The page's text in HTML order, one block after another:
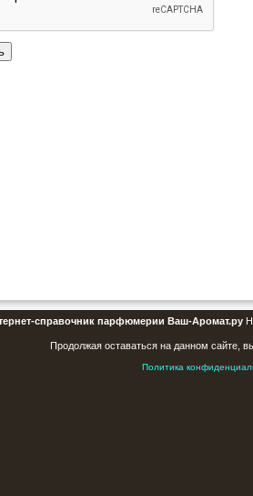
справочник парфюмерии Ваш-Аромат.ру
Продолжая оставаться на данном сайте,
Политика